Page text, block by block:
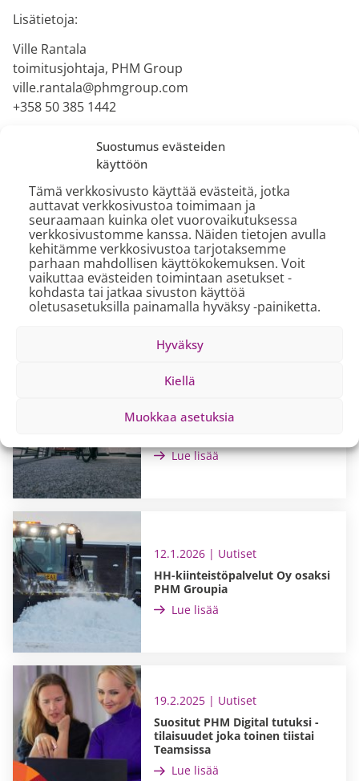
Suostumus evästeiden
käyttöön
Tämä verkkosivusto käyttää evästeitä, jotka
auttavat verkkosivustoa toimimaan ja
seuraamaan kuinka olet vuorovaikutuksessa
verkkosivustomme kanssa. Näiden tietojen avulla
kehitämme verkkosivustoa tarjotaksemme
parhaan mahdollisen käyttökokemuksen. Voit
vaikuttaa evästeiden toimintaan asetukset -
kohdasta tai jatkaa sivuston käyttöä
oletusasetuksilla painamalla hyväksy -painiketta.
Hyväksy
Kiellä
Muokkaa asetuksia
Lisätietoja:
Ville Rantala
toimitusjohtaja, PHM Group
ville.rantala@phmgroup.com
+358 50 385 1442
Lue myös
3.8.2026 | Uutiset
Oliver Bond liittyy konsernin
johtoryhmään
Lue lisää
PHM Group laajenee Suomessa
Lue lisää
12.1.2026 | Uutiset
HH-kiinteistöpalvelut Oy osaksi
PHM Groupia
Lue lisää
19.2.2025 | Uutiset
Suositut PHM Digital tutuksi -
tilaisuudet joka toinen tiistai
Teamsissa
Lue lisää